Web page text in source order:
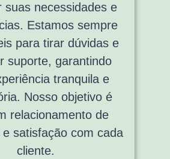
suas necessidades e
Estamos sempre
para tirar dúvidas e
suporte, garantindo
tranquila e
Nosso objetivo é
relacionamento de
satisfação com cada
cliente.